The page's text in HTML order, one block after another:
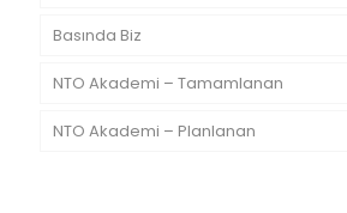
Basında Biz
NTO Akademi – Tamamlanan
NTO Akademi – Planlanan